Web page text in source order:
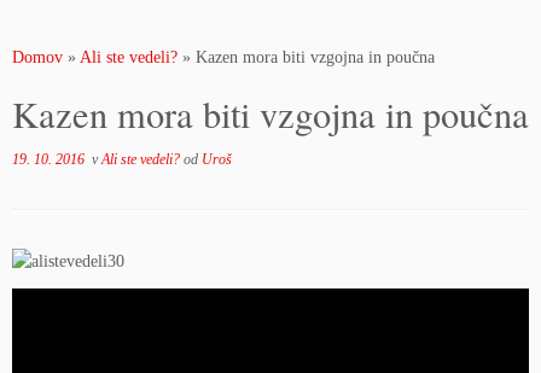
Domov » Ali ste vedeli? » Kazen mora biti vzgojna in poučna
Kazen mora biti vzgojna in poučna
19. 10. 2016 vAli ste vedeli? od Uroš